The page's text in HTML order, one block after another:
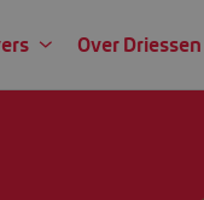
Over Driessen